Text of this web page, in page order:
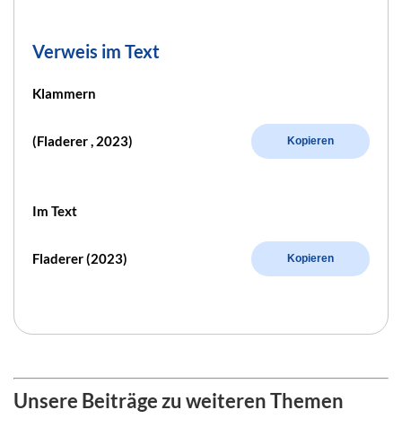
Verweis im Text
Klammern
(Fladerer , 2023) Kopieren
Im Text
Fladerer (2023) Kopieren
Unsere Beiträge zu weiteren Themen